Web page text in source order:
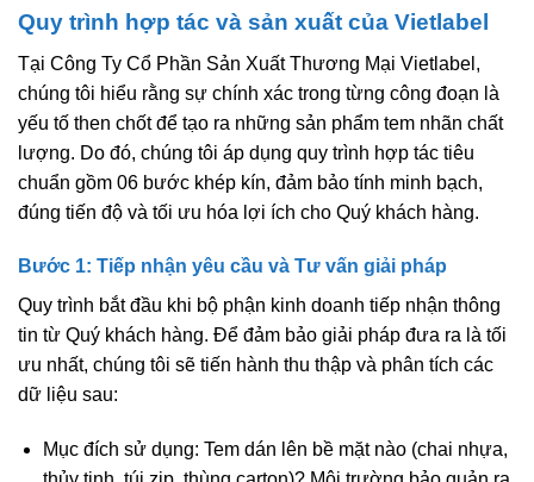
Quy trình hợp tác và sản xuất của Vietlabel
Tại Công Ty Cổ Phần Sản Xuất Thương Mại Vietlabel,
chúng tôi hiểu rằng sự chính xác trong từng công đoạn là
yếu tố then chốt để tạo ra những sản phẩm tem nhãn chất
lượng. Do đó, chúng tôi áp dụng quy trình hợp tác tiêu
chuẩn gồm 06 bước khép kín, đảm bảo tính minh bạch,
đúng tiến độ và tối ưu hóa lợi ích cho Quý khách hàng.
Bước 1: Tiếp nhận yêu cầu và Tư vấn giải pháp
Quy trình bắt đầu khi bộ phận kinh doanh tiếp nhận thông
tin từ Quý khách hàng. Để đảm bảo giải pháp đưa ra là tối
ưu nhất, chúng tôi sẽ tiến hành thu thập và phân tích các
dữ liệu sau:
Mục đích sử dụng: Tem dán lên bề mặt nào (chai nhựa,